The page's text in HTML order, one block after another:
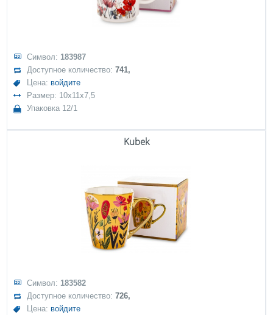
Символ: 183987
Доступное количество:741,
Цена: войдите
Размер: 10x11x7,5
Упаковка 12/1
Kubek
Символ: 183582
Доступное количество:726,
Цена: войдите